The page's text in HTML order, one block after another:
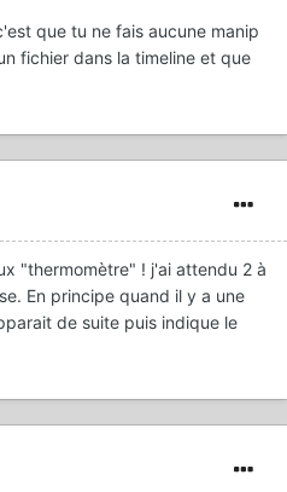
que tu ne fais aucune manip
fichier dans la timeline et que
"thermomètre" ! j'ai attendu 2 à
En principe quand il y a une
de suite puis indique le